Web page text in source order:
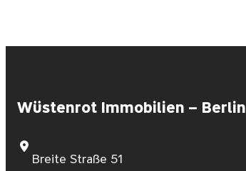
Wüstenrot Immobilien – Berlin
Breite Straße 51